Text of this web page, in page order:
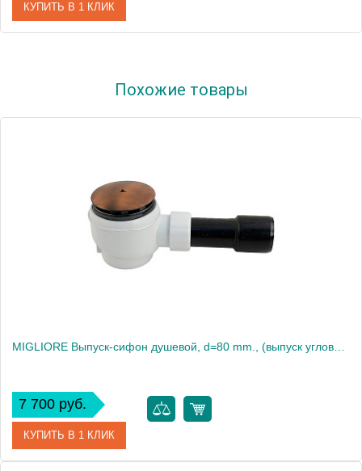
КУПИТЬ В 1 КЛИК
Вес, кг 0.5
Похожие товары
7 700 руб.
КУПИТЬ В 1 КЛИК